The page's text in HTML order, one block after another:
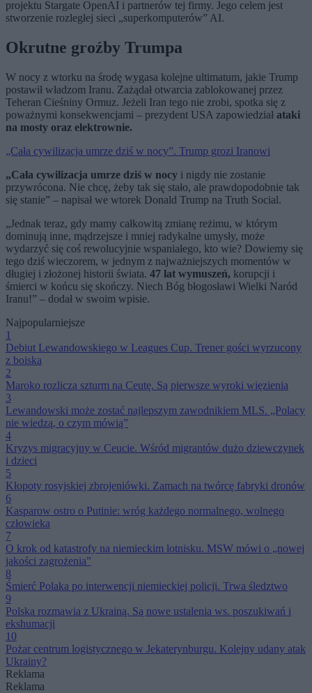
projektu Stargate OpenAI i partnerów tej firmy. Jego celem jest
stworzenie rozległej sieci „superkomputerów” AI.
Okrutne groźby Trumpa
W nocy z wtorku na środę wygasa kolejne ultimatum, jakie Trump
postawił władzom Iranu. Zażądał otwarcia zablokowanej przez
Teheran Cieśniny Ormuz. Jeżeli Iran tego nie zrobi, spotka się z
poważnymi konsekwencjami – prezydent USA zapowiedział ataki
na mosty oraz elektrownie.
„Cała cywilizacja umrze dziś w nocy”. Trump grozi Iranowi
„Cała cywilizacja umrze dziś w nocy i nigdy nie zostanie
przywrócona. Nie chcę, żeby tak się stało, ale prawdopodobnie tak
się stanie” – napisał we wtorek Donald Trump na Truth Social.
„Jednak teraz, gdy mamy całkowitą zmianę reżimu, w którym
dominują inne, mądrzejsze i mniej radykalne umysły, może
wydarzyć się coś rewolucyjnie wspaniałego, kto wie? Dowiemy się
tego dziś wieczorem, w jednym z najważniejszych momentów w
długiej i złożonej historii świata. 47 lat wymuszeń, korupcji i
śmierci w końcu się skończy. Niech Bóg błogosławi Wielki Naród
Iranu!” – dodał w swoim wpisie.
Najpopularniejsze
1
Debiut Lewandowskiego w Leagues Cup. Trener gości wyrzucony
z boiska
2
Maroko rozlicza szturm na Ceutę. Są pierwsze wyroki więzienia
3
Lewandowski może zostać najlepszym zawodnikiem MLS. „Polacy
nie wiedzą, o czym mówią”
4
Kryzys migracyjny w Ceucie. Wśród migrantów dużo dziewczynek
i dzieci
5
Kłopoty rosyjskiej zbrojeniówki. Zamach na twórcę fabryki dronów
6
Kasparow ostro o Putinie: wróg każdego normalnego, wolnego
człowieka
7
O krok od katastrofy na niemieckim lotnisku. MSW mówi o „nowej
jakości zagrożenia”
8
Śmierć Polaka po interwencji niemieckiej policji. Trwa śledztwo
9
Polska rozmawia z Ukrainą. Są nowe ustalenia ws. poszukiwań i
ekshumacji
10
Pożar centrum logistycznego w Jekaterynburgu. Kolejny udany atak
Ukrainy?
Reklama
Reklama